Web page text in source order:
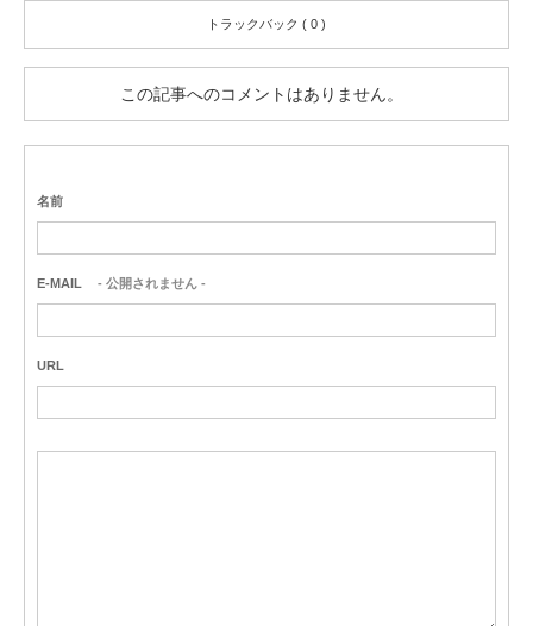
トラックバック ( 0 )
この記事へのコメントはありません。
名前
E-MAIL - 公開されません -
URL